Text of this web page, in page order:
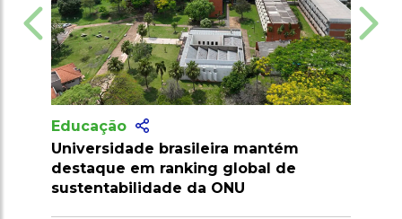
Educação
Vagas no Senai Maranhão salário até
R$ 7 mil para níveis médio, técnico e
superior